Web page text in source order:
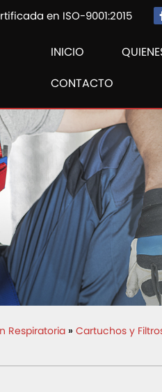
en ISO-9001:2015
INICIO
CONTACTO
Respiratoria » Cartuchos y